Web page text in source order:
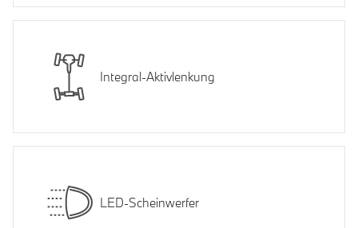
Integral-Aktivlenkung
LED-Scheinwerfer